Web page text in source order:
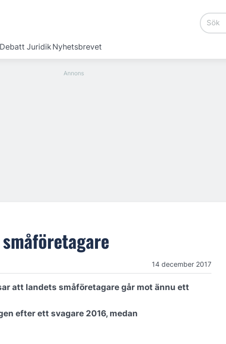
JuridikNyhetsbrevet
14 december 2017
att landets småföretagare går mot ännu ett
efter ett svagare 2016, medan